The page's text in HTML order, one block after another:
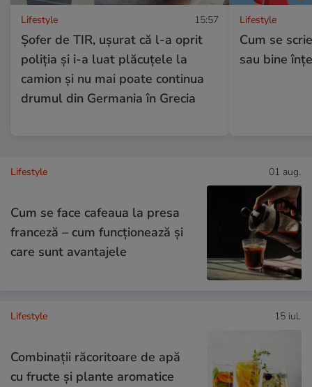
Lifestyle 15:57
Șofer de TIR, ușurat că l-a oprit
poliția și i-a luat plăcuțele la
camion și nu mai poate continua
drumul din Germania în Grecia
Lifestyle
Cum se
sau bine
Lifestyle 01 aug.
Cum se face cafeaua la presa
franceză – cum funcționează și
care sunt avantajele
Lifestyle 15 iul.
Combinaţii răcoritoare de apă
cu fructe şi plante aromatice